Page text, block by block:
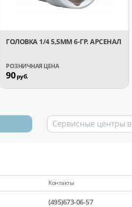
ГОЛОВКА 1/4 5,5ММ 6-ГР. АРСЕНАЛ
90руб.
Контакты
(495)673-06-57